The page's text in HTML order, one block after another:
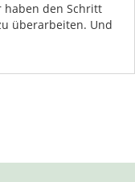
haben den Schritt
überarbeiten. Und